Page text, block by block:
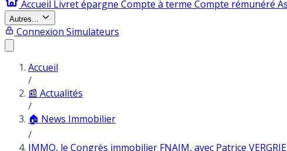
Accueil Livret épargne Compte à terme Compte rémunéré
Autres...
Connexion Simulateurs
Accueil
/
📰 Actualités
/
🏠 News Immobilier
/
IMMO, le Congrès immobilier FNAIM, avec Patrice